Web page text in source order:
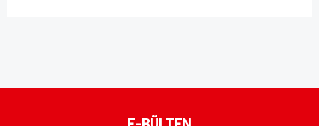
Ürün resmi kalitesiz, bozuk veya görüntülenemiyor.